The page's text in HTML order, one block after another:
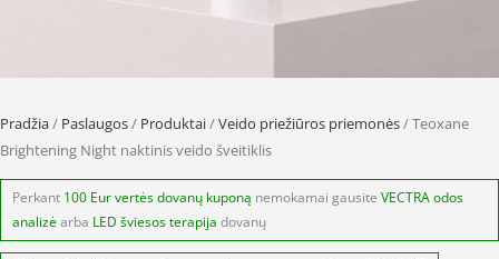
Pradžia/ Paslaugos/ Produktai/Veido priežiūros priemonės/ Teoxane
Brightening Night naktinis veido šveitiklis
Perkant 100 Eur vertės dovanų kuponą nemokamai gausite VECTRA odos
analizė arba LED šviesos terapija dovanų